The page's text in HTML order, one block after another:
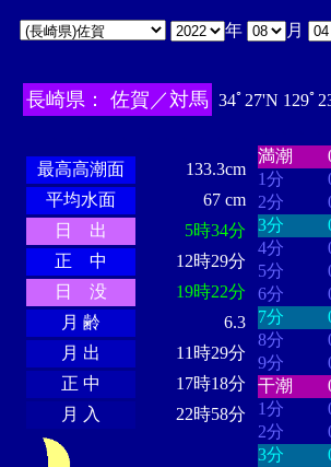
年 月
長崎県： 佐賀／対馬 34ﾟ27'N 129ﾟ
最高高潮面
133.3cm
平均水面
67 cm
日 出
5時34分
正 中
12時29分
日 没
19時22分
月 齢
6.3
月 出
11時29分
正 中
17時18分
月 入
22時58分
満潮
1分
2分
3分
4分
5分
6分
7分
8分
9分
干潮
1分
2分
3分